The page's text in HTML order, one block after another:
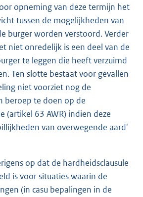
opneming van deze termijn het
tussen de mogelijkheden van
burger worden verstoord. Verder
niet onredelijk is een deel van de
te leggen die heeft verzuimd
Ten slotte bestaat voor gevallen
niet voorziet nog de
beroep te doen op de
(artikel 63 AWR) indien deze
van overwegende aard'
op dat de hardheidsclausule
is voor situaties waarin de
(in casu bepalingen in de